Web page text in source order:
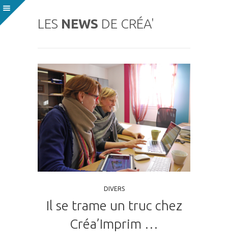
LES NEWS DE CRÉA'
DIVERS
Il se trame un truc chez
Créa’Imprim …